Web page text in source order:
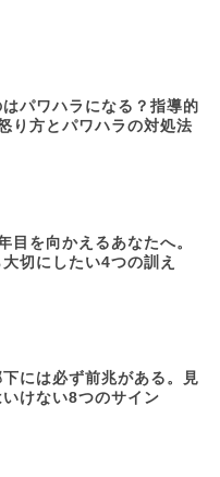
パワハラになる？指導的
り方とパワハラの対処法
目を向かえるあなたへ。
切にしたい4つの訓え
には必ず前兆がある。見
けない8つのサイン